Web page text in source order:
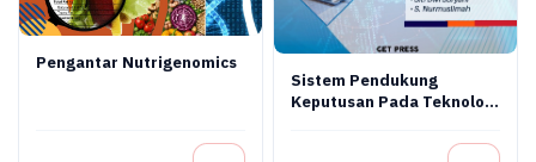
Pengantar Nutrigenomics
Sistem Pendukung
Keputusan Pada Teknologi